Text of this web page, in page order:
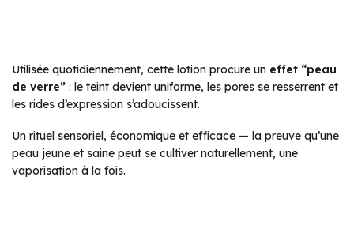
Utilisée quotidiennement, cette lotion procure un effet “peau
de verre” : le teint devient uniforme, les pores se resserrent et
les rides d’expression s’adoucissent.
Un rituel sensoriel, économique et efficace — la preuve qu’une
peau jeune et saine peut se cultiver naturellement, une
vaporisation à la fois.